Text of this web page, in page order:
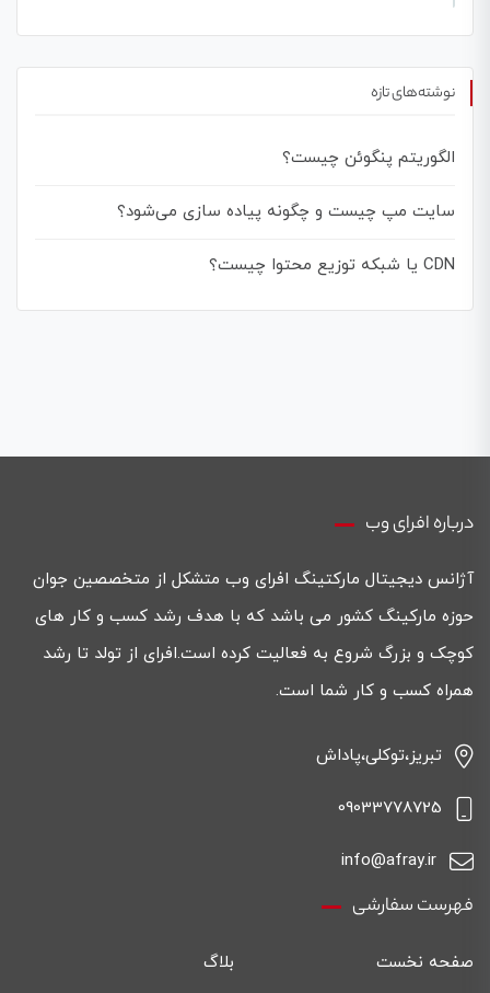
نوشته‌های تازه
الگوریتم پنگوئن چیست؟
سایت مپ چیست و چگونه پیاده سازی می‌شود؟
CDN یا شبکه توزیع محتوا چیست؟
درباره افرای وب
آژانس دیجیتال مارکتینگ افرای وب متشکل از متخصصین جوان
حوزه مارکینگ کشور می باشد که با هدف رشد کسب و کار های
کوچک و بزرگ شروع به فعالیت کرده است.افرای از تولد تا رشد
همراه کسب و کار شما است.
تبریز،توکلی،پاداش
09033778725
info@afray.ir
فهرست سفارشی
صفحه نخست
بلاگ